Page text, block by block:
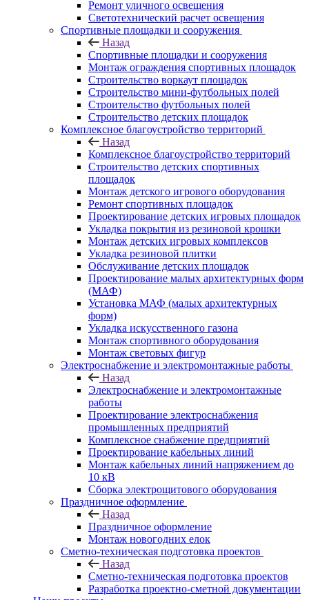
Ремонт уличного освещения
Светотехнический расчет освещения
Спортивные площадки и сооружения
Назад
Спортивные площадки и сооружения
Монтаж ограждения спортивных площадок
Строительство воркаут площадок
Строительство мини-футбольных полей
Строительство футбольных полей
Строительство детских площадок
Комплексное благоустройство территорий
Назад
Комплексное благоустройство территорий
Строительство детских спортивных
площадок
Монтаж детского игрового оборудования
Ремонт спортивных площадок
Проектирование детских игровых площадок
Укладка покрытия из резиновой крошки
Монтаж детских игровых комплексов
Укладка резиновой плитки
Обслуживание детских площадок
Проектирование малых архитектурных форм
(МАФ)
Установка МАФ (малых архитектурных
форм)
Укладка искусственного газона
Монтаж спортивного оборудования
Монтаж световых фигур
Электроснабжение и электромонтажные работы
Назад
Электроснабжение и электромонтажные
работы
Проектирование электроснабжения
промышленных предприятий
Комплексное снабжение предприятий
Проектирование кабельных линий
Монтаж кабельных линий напряжением до
10 кВ
Сборка электрощитового оборудования
Праздничное оформление
Назад
Праздничное оформление
Монтаж новогодних елок
Сметно-техническая подготовка проектов
Назад
Сметно-техническая подготовка проектов
Разработка проектно-сметной документации